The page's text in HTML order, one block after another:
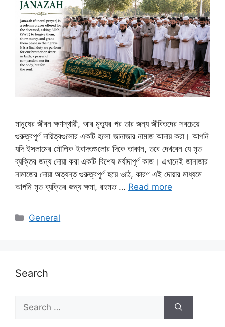
মানুষের জীবন ক্ষণস্থায়ী, আর মৃত্যুর পর তার জন্য জীবিতদের সবচেয়ে
গুরুত্বপূর্ণ দায়িত্বগুলোর একটি হলো জানাজার নামাজ আদায় করা। আপনি
যদি ইসলামের মৌলিক ইবাদতগুলোর দিকে তাকান, তবে দেখবেন যে মৃত
ব্যক্তির জন্য দোয়া করা একটি বিশেষ মর্যাদাপূর্ণ কাজ। এখানেই জানাজার
নামাজের দোয়া অত্যন্ত গুরুত্বপূর্ণ হয়ে ওঠে, কারণ এই দোয়ার মাধ্যমে
আপনি মৃত ব্যক্তির জন্য ক্ষমা, রহমত … Read more
Categories
General
Search
Search
for: